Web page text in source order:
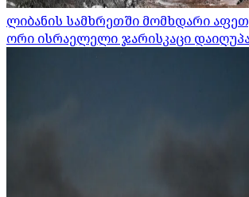
ლიბანის სამხრეთში მომხდარი
ორი ისრაელელი ჯარისკაცი